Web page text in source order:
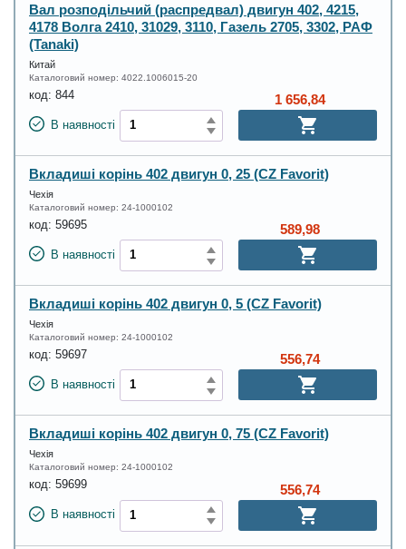
Вал розподільчий (распредвал) двигун 402, 4215,
4178 Волга 2410, 31029, 3110, Газель 2705, 3302, РАФ
(Tanaki)
Китай
Каталоговий номер: 4022.1006015-20
код: 844
В наявності
1 656,84
Вкладиші корінь 402 двигун 0, 25 (CZ Favorit)
Чехія
Каталоговий номер: 24-1000102
код: 59695
В наявності
589,98
Вкладиші корінь 402 двигун 0, 5 (CZ Favorit)
Чехія
Каталоговий номер: 24-1000102
код: 59697
В наявності
556,74
Вкладиші корінь 402 двигун 0, 75 (CZ Favorit)
Чехія
Каталоговий номер: 24-1000102
код: 59699
В наявності
556,74